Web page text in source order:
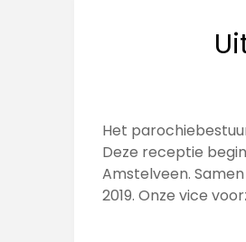
Het
Deze receptie
Amstelveen.
2019. Onze vice